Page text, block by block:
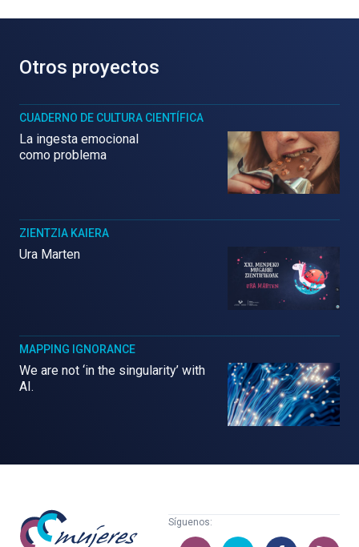
Otros proyectos
CUADERNO DE CULTURA CIENTÍFICA
La ingesta emocional
como problema
ZIENTZIA KAIERA
Ura Marten
MAPPING IGNORANCE
We are not ‘in the singularity’ with
AI.
Mujeres
con
Síguenos: